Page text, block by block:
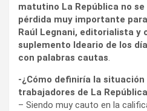
matutino La República no
pérdida muy importante
Raúl Legnani, editorialista y
suplemento Ideario de los
con palabras cautas.
-¿Cómo definiría la
trabajadores de La
– Siendo muy cauto en la